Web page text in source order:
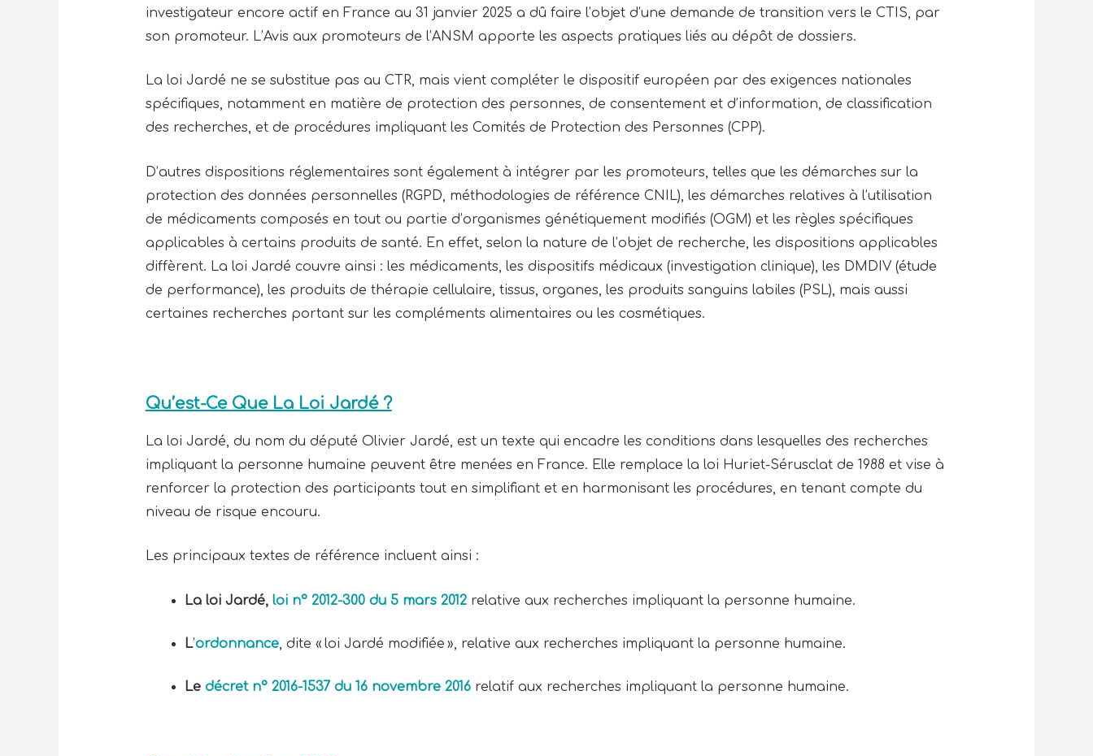
investigateur encore actif en France au 31 janvier 2025 a dû faire l’objet d’une demande de transition vers le CTIS, par
son promoteur. L’Avis aux promoteurs de l’ANSM apporte les aspects pratiques liés au dépôt de dossiers.
La loi Jardé ne se substitue pas au CTR, mais vient compléter le dispositif européen par des exigences nationales
spécifiques, notamment en matière de protection des personnes, de consentement et d’information, de classification
des recherches, et de procédures impliquant les Comités de Protection des Personnes (CPP).
D’autres dispositions réglementaires sont également à intégrer par les promoteurs, telles que les démarches sur la
protection des données personnelles (RGPD, méthodologies de référence CNIL), les démarches relatives à l’utilisation
de médicaments composés en tout ou partie d’organismes génétiquement modifiés (OGM) et les règles spécifiques
applicables à certains produits de santé. En effet, selon la nature de l’objet de recherche, les dispositions applicables
diffèrent. La loi Jardé couvre ainsi : les médicaments, les dispositifs médicaux (investigation clinique), les DMDIV (étude
de performance), les produits de thérapie cellulaire, tissus, organes, les produits sanguins labiles (PSL), mais aussi
certaines recherches portant sur les compléments alimentaires ou les cosmétiques.
Qu’est-Ce Que La Loi Jardé ?
La loi Jardé, du nom du député Olivier Jardé, est un texte qui encadre les conditions dans lesquelles des recherches
impliquant la personne humaine peuvent être menées en France. Elle remplace la loi Huriet-Sérusclat de 1988 et vise à
renforcer la protection des participants tout en simplifiant et en harmonisant les procédures, en tenant compte du
niveau de risque encouru.
Les principaux textes de référence incluent ainsi :
La loi Jardé, loi n° 2012-300 du 5 mars 2012relative aux recherches impliquant la personne humaine.
L’ordonnance, dite « loi Jardé modifiée », relative aux recherches impliquant la personne humaine.
Le décret n° 2016-1537 du 16 novembre 2016relatif aux recherches impliquant la personne humaine.